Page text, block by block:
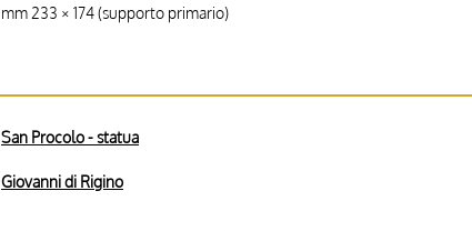
mm 233 × 174 (supporto primario)
San Procolo - statua
Giovanni di Rigino